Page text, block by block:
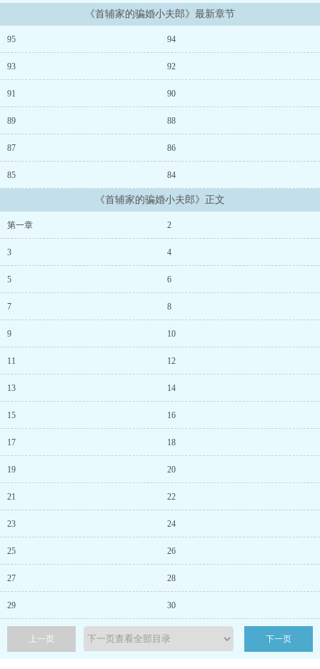
辅家的骗婚小夫郎无弹窗，
《首辅家的骗婚小夫郎》最新章节
95 94
93 92
91 90
89 88
87 86
85 84
《首辅家的骗婚小夫郎》正文
第一章 2
3 4
5 6
7 8
9 10
11 12
13 14
15 16
17 18
19 20
21 22
23 24
25 26
27 28
29 30
上一页 下一页